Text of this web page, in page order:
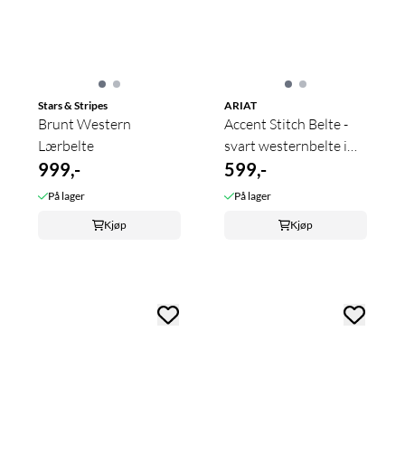
Stars & Stripes
Brunt Western
Lærbelte
999,-
På lager
Kjøp
ARIAT
Accent Stitch Belte -
svart westernbelte i
ekte ...
599,-
På lager
Kjøp